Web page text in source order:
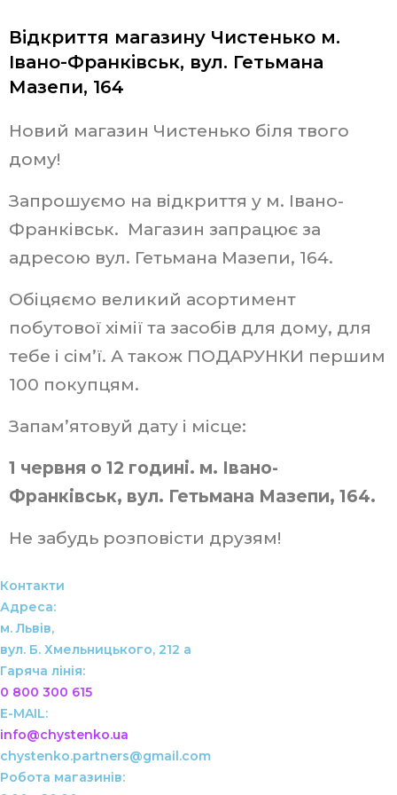
Відкриття магазину Чистенько м.
Івано-Франківськ, вул. Гетьмана
Мазепи, 164
Новий магазин Чистенько біля твого
дому!
Запрошуємо на відкриття у м. Івано-
Франківськ. Магазин запрацює за
адресою вул. Гетьмана Мазепи, 164.
Обіцяємо великий асортимент
побутової хімії та засобів для дому, для
тебе і сім’ї. А також ПОДАРУНКИ першим
100 покупцям.
Запам’ятовуй дату і місце:
1 червня о 12 годині. м. Івано-
Франківськ, вул. Гетьмана Мазепи, 164.
Не забудь розповісти друзям!
Контакти
Адреса:
м. Львів,
вул. Б. Хмельницького, 212 а
Гаряча лінія:
0 800 300 615
info@chystenko.ua
chystenko.partners@gmail.com
Робота магазинів: